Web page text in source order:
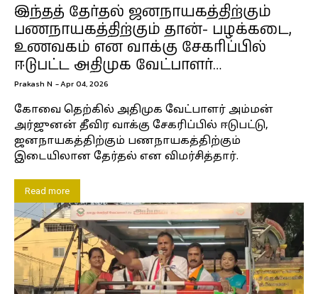
இந்தத் தேர்தல் ஜனநாயகத்திற்கும்
பணநாயகத்திற்கும் தான்- பழக்கடை,
உணவகம் என வாக்கு சேகரிப்பில்
ஈடுபட்ட அதிமுக வேட்பாளர்…
Prakash N -Apr 04, 2026
கோவை தெற்கில் அதிமுக வேட்பாளர் அம்மன்
அர்ஜுனன் தீவிர வாக்கு சேகரிப்பில் ஈடுபட்டு,
ஜனநாயகத்திற்கும் பணநாயகத்திற்கும்
இடையிலான தேர்தல் என விமர்சித்தார்.
Read more